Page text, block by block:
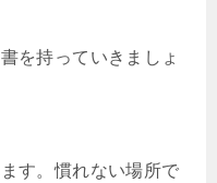
を持っていきましょ
す。慣れない場所で